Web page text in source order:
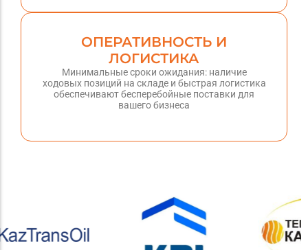
ОПЕРАТИВНОСТЬ И
ЛОГИСТИКА
Минимальные сроки ожидания: наличие
ходовых позиций на складе и быстрая логистика
обеспечивают бесперебойные поставки для
вашего бизнеса